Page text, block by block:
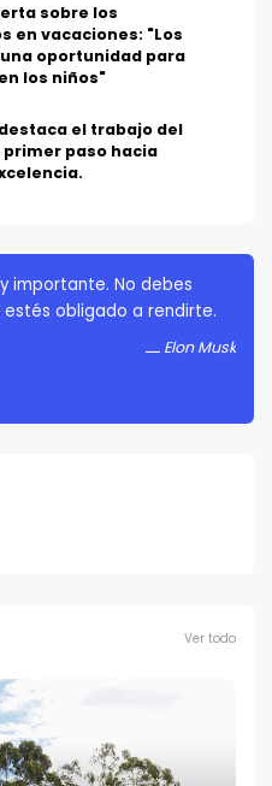
sobre los
en vacaciones: "Los
oportunidad para
los niños"
el trabajo del
paso hacia
importante. No debes
obligado a rendirte.
Elon Musk
Ver todo